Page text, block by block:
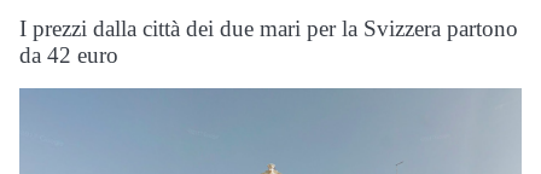
I prezzi dalla città dei due mari per la Svizzera partono
da 42 euro